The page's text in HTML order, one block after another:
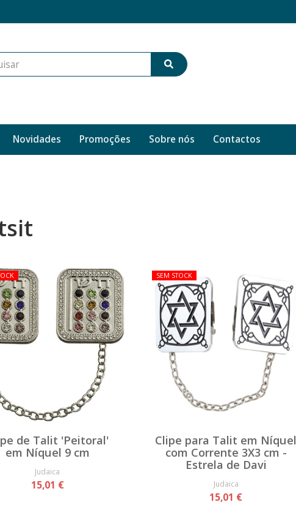
Novidades Promoções Sobre nós Contactos
de Talit 'Peitoral'
em Níquel 9 cm
Judaica
15,01 €
SEM STOCK
Clipe para Talit em Níquel
com Corrente 3X3 cm -
Estrela de Davi
Judaica
15,01 €